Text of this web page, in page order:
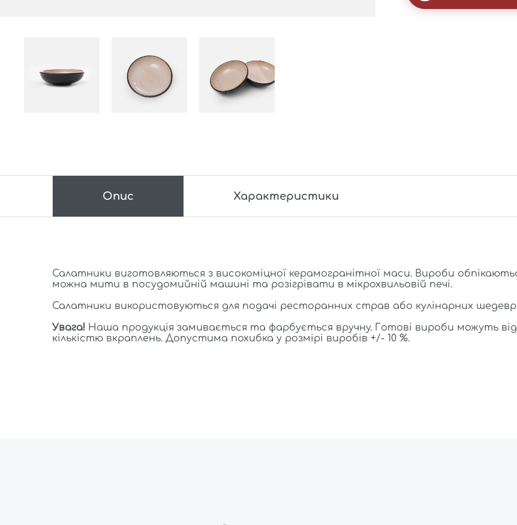
Опис Характеристики
Салатники виготовляються з високоміцної керамогранітної маси. Вироби
можна мити в посудомийній машині та розігрівати в мікрохвильовій печі.
Салатники використовуються для подачі ресторанних страв або кулінарних
Увага! Наша продукція замивається та фарбується вручну. Готові вироби можуть
кількістю вкраплень. Допустима похибка у розмірі виробів +/- 10 %.